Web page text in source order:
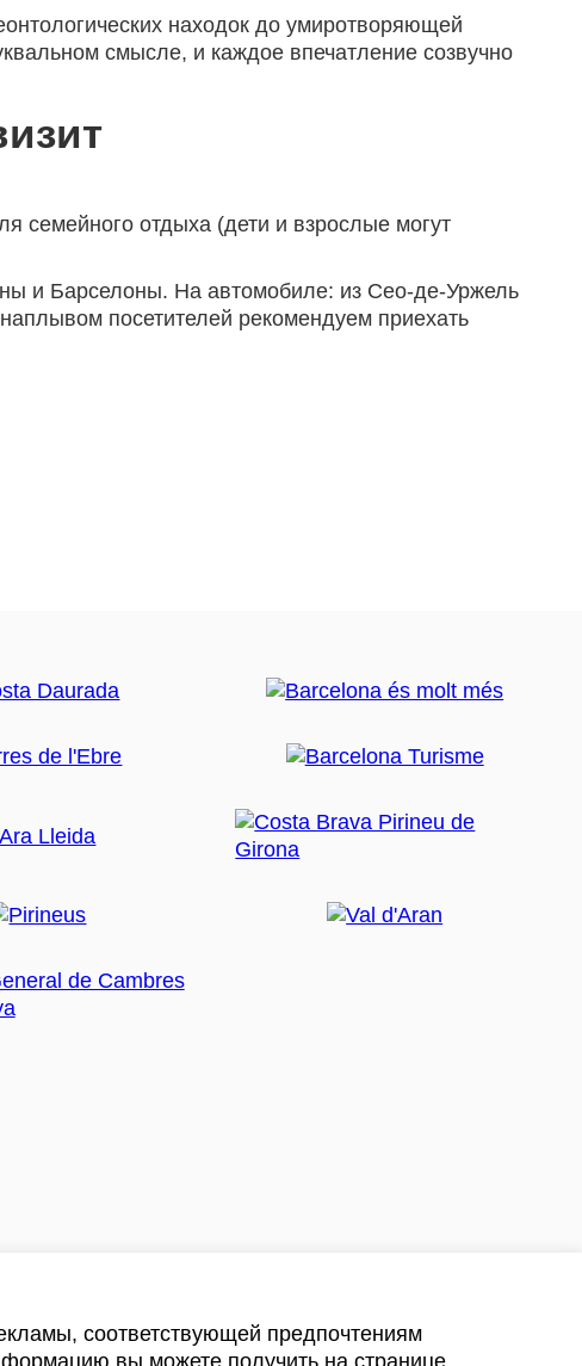
находок до умиротворяющей
смысле, и каждое впечатление созвучно
семейного отдыха (дети и взрослые могут
и Барселоны. На автомобиле: из Сео-де-Уржель
посетителей рекомендуем приехать
соответствующей предпочтениям
вы можете получить на странице